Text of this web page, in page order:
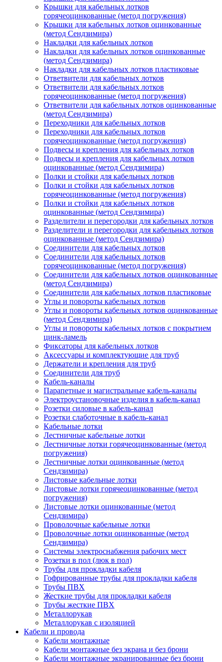
Крышки для кабельных лотков
горячеоцинкованные (метод погружения)
Крышки для кабельных лотков оцинкованные
(метод Сендзимира)
Накладки для кабельных лотков
Накладки для кабельных лотков оцинкованные
(метод Сендзимира)
Накладки для кабельных лотков пластиковые
Ответвители для кабельных лотков
Ответвители для кабельных лотков
горячеоцинкованные (метод погружения)
Ответвители для кабельных лотков оцинкованные
(метод Сендзимира)
Переходники для кабельных лотков
Переходники для кабельных лотков
горячеоцинкованные (метод погружения)
Подвесы и крепления для кабельных лотков
Подвесы и крепления для кабельных лотков
оцинкованные (метод Сендзимира)
Полки и стойки для кабельных лотков
Полки и стойки для кабельных лотков
горячеоцинкованные (метод погружения)
Полки и стойки для кабельных лотков
оцинкованные (метод Сендзимира)
Разделители и перегородки для кабельных лотков
Разделители и перегородки для кабельных лотков
оцинкованные (метод Сендзимира)
Соединители для кабельных лотков
Соединители для кабельных лотков
горячеоцинкованные (метод погружения)
Соединители для кабельных лотков оцинкованные
(метод Сендзимира)
Соединители для кабельных лотков пластиковые
Углы и повороты кабельных лотков
Углы и повороты кабельных лотков оцинкованные
(метод Сендзимира)
Углы и повороты кабельных лотков с покрытием
цинк-ламель
Фиксаторы для кабельных лотков
Аксессуары и комплектующие для труб
Держатели и крепления для труб
Соединители для труб
Кабель-каналы
Парапетные и магистральные кабель-каналы
Электроустановочные изделия в кабель-канал
Розетки силовые в кабель-канал
Розетки слаботочные в кабель-канал
Кабельные лотки
Лестничные кабельные лотки
Лестничные лотки горячеоцинкованные (метод
погружения)
Лестничные лотки оцинкованные (метод
Сендзимира)
Листовые кабельные лотки
Листовые лотки горячеоцинкованные (метод
погружения)
Листовые лотки оцинкованные (метод
Сендзимира)
Проволочные кабельные лотки
Проволочные лотки оцинкованные (метод
Сендзимира)
Системы электроснабжения рабочих мест
Розетки в пол (люк в пол)
Трубы для прокладки кабеля
Гофрированные трубы для прокладки кабеля
Трубы ПВХ
Жесткие трубы для прокладки кабеля
Трубы жесткие ПВХ
Металлорукав
Металлорукав с изоляцией
Кабели и провода
Кабели монтажные
Кабели монтажные без экрана и без брони
Кабели монтажные экранированные без брони